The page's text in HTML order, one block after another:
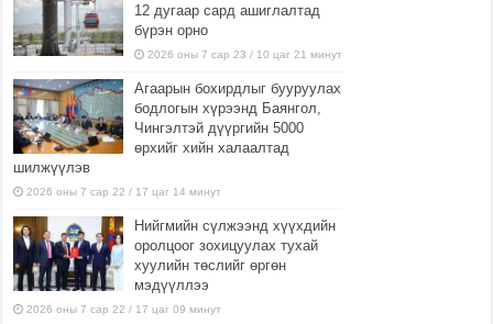
12 дугаар сард ашиглалтад
бүрэн орно
2026 оны 7 сар 23 / 10 цаг 21 минут
Агаарын бохирдлыг бууруулах
бодлогын хүрээнд Баянгол,
Чингэлтэй дүүргийн 5000
өрхийг хийн халаалтад
шилжүүлэв
2026 оны 7 сар 22 / 17 цаг 14 минут
Нийгмийн сүлжээнд хүүхдийн
оролцоог зохицуулах тухай
хуулийн төслийг өргөн
мэдүүллээ
2026 оны 7 сар 22 / 17 цаг 09 минут